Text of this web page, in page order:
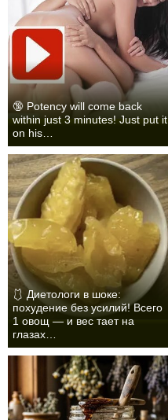
🔞 Potency will come back
within just 3 minutes! Just put it
on his…
🩱 Диетологи в шоке:
похудение без усилий! Всего
1 овощ — и вес тает на
глазах…